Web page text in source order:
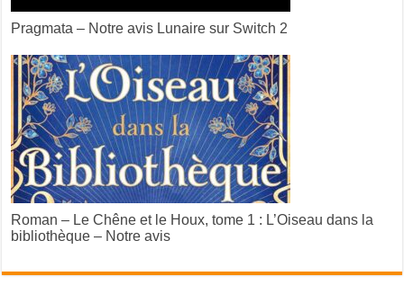
Pragmata – Notre avis Lunaire sur Switch 2
Roman – Le Chêne et le Houx, tome 1 : L’Oiseau dans la
bibliothèque – Notre avis